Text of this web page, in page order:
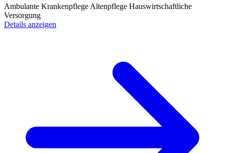
Ambulante Krankenpflege Altenpflege Hauswirtschaftliche
Versorgung
Details anzeigen